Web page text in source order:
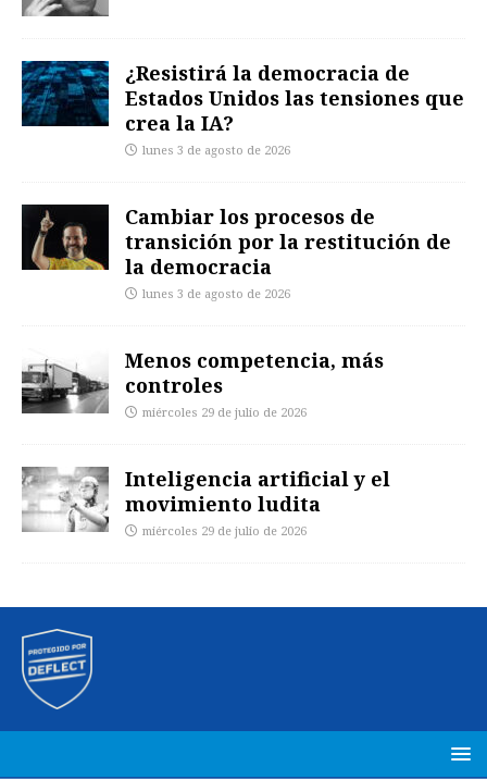
¿Resistirá la democracia de
Estados Unidos las tensiones que
crea la IA?
lunes 3 de agosto de 2026
Cambiar los procesos de
transición por la restitución de
la democracia
lunes 3 de agosto de 2026
Menos competencia, más
controles
miércoles 29 de julio de 2026
Inteligencia artificial y el
movimiento ludita
miércoles 29 de julio de 2026